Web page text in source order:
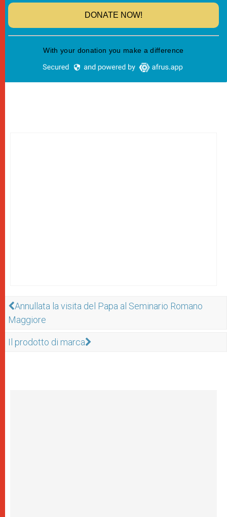
Annullata la visita del Papa al Seminario Romano
Maggiore
Il prodotto di marca